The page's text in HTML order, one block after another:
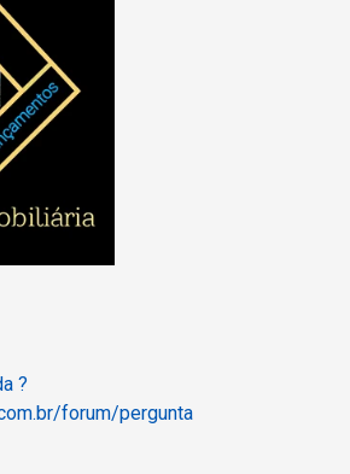
?
forum/pergunta